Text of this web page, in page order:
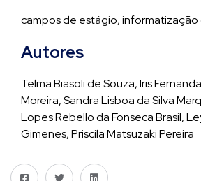
campos de estágio, informatização
Autores
Telma Biasoli de Souza, Iris
Moreira, Sandra Lisboa da Silva
Lopes Rebello da Fonseca Brasil,
Gimenes, Priscila Matsuzaki Pereira